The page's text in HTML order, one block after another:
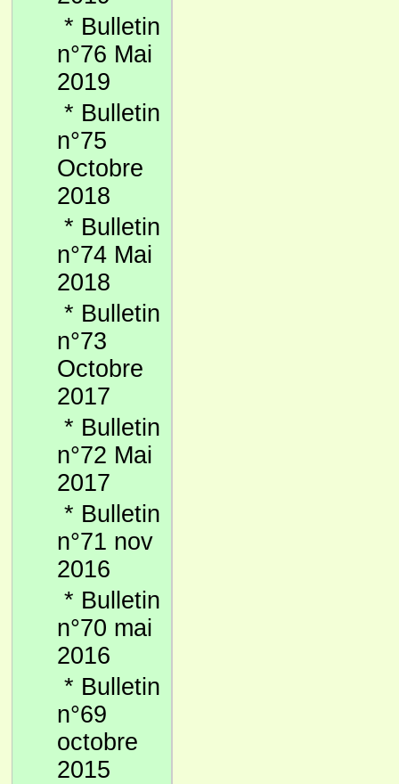
* Bulletin
n°76 Mai
2019
* Bulletin
n°75
Octobre
2018
* Bulletin
n°74 Mai
2018
* Bulletin
n°73
Octobre
2017
* Bulletin
n°72 Mai
2017
* Bulletin
n°71 nov
2016
* Bulletin
n°70 mai
2016
* Bulletin
n°69
octobre
2015